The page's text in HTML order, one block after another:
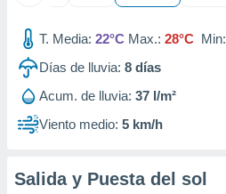
T. Media: 22°C Max.: 28°C Min:
Días de lluvia: 8 días
Acum. de lluvia: 37 l/m²
Viento medio: 5 km/h
Salida y Puesta del sol